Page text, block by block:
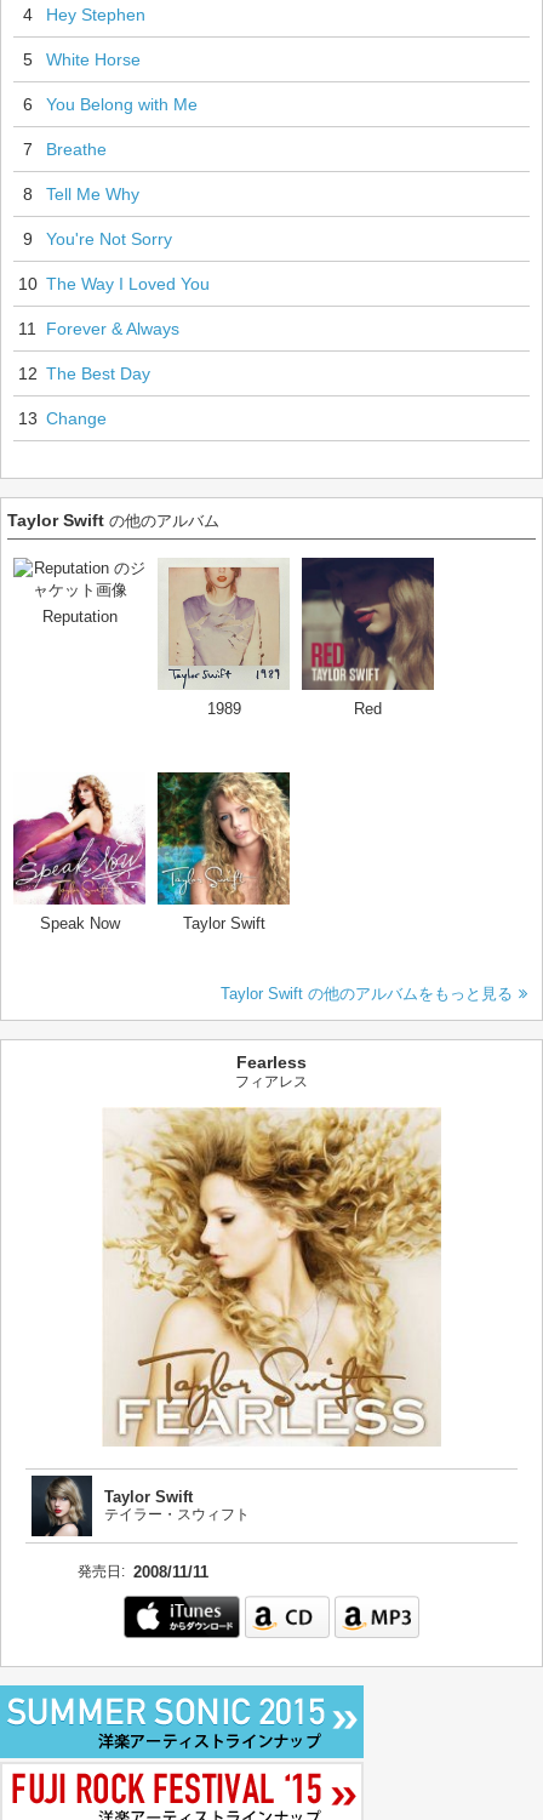
4 Hey Stephen
5 White Horse
6 You Belong with Me
7 Breathe
8 Tell Me Why
9 You're Not Sorry
10 The Way I Loved You
11 Forever & Always
12 The Best Day
13 Change
Taylor Swift の他のアルバム
Reputation
1989 Red
Speak Now Taylor Swift
Taylor Swift の他のアルバムをもっと見る
Fearless
フィアレス
Taylor Swift
テイラー・スウィフト
発売日: 2008/11/11